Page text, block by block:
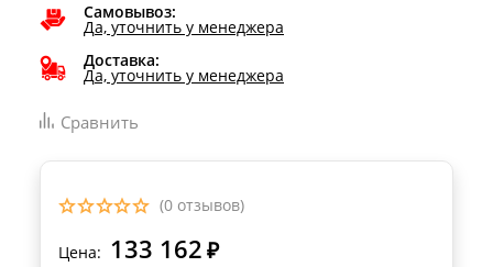
Самовывоз:
Да, уточнить у менеджера
Доставка:
Да, уточнить у менеджера
Сравнить
(0 отзывов)
Цена: 133 162 ₽